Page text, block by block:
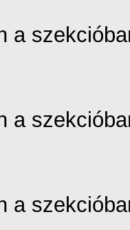
a
a
a